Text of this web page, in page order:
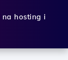
na hosting i